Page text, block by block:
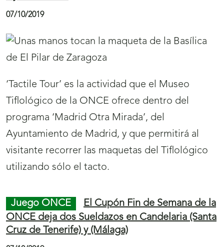
Juego ONCE
Baleares, Canarias y la
millones de euros del Cupón Diario de la
ONCE
09/10/2019
1.330.000 euros entre Baleares, Canarias y la
Comunidad Valenciana, en 38 cupones
premiados con 35.000 euros cada uno en el